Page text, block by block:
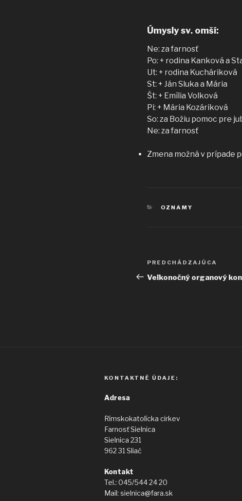
Úmysly sv. omší:
Ne: za farnosť
Po: + rodina Kanková a
Ut: + rodina Kucháriková
St: + Ján Sluka a Mária
Št: + Emília Volková
Pi: + Mária Kozáriková
So: za Božiu pomoc pre
Ne: za farnosť
Zmena možná v prípade
KATEGÓRIE
OZNAMY
Navigácia
v
Predchádzajúci
článok
PREDCHÁDZAJÚCA
Veľkonočný organový
KONTAKTNÉ ÚDAJE:
Adresa
Rímskokatolícka cirkev
Farnosť Sielnica
Sielnica 231
962 31 Sliač
Kontakt
Tel.: 045/544 24 20
Mail: sielnica@fara.sk